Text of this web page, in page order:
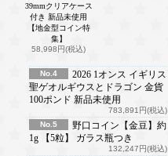
39mmクリアケース
付き 新品未使用
【地金型コイン特
集】
58,998円(税込)
No.4
2026 1オンス イギリス
聖ゲオルギウスとドラゴン 金貨
100ポンド 新品未使用
783,891円(税込)
No.5
野口コイン【金豆】約
1g 【5粒】 ガラス瓶つき
132,247円(税込)